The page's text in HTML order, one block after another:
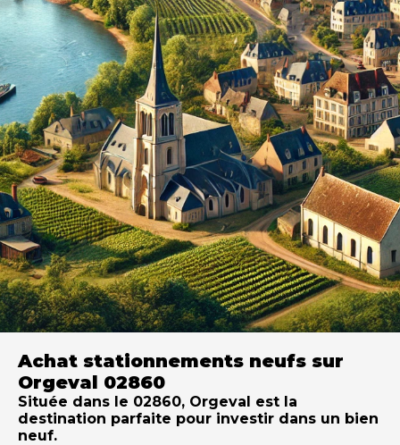
Achat stationnements neufs sur
Orgeval 02860
Située dans le 02860, Orgeval est la
destination parfaite pour investir dans un bien
neuf.